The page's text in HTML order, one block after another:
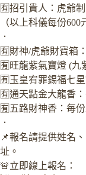
🈶招引貴人：虎爺
（以上科儀每份600
．
🈶財神/虎爺財寶箱
🈶旺龍紫氣寶燈 (九
🈶玉皇宥罪錫福七
🈶通天點金大龍香
🈶五路財神香：毎
．
📌報名請提供姓名
址。
🚨立即線上報名：